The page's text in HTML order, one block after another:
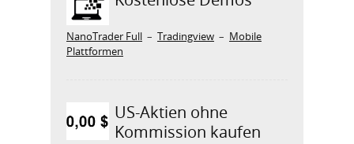
NanoTrader Full – Tradingview – Mobile
Plattformen
US-Aktien ohne
Kommission kaufen